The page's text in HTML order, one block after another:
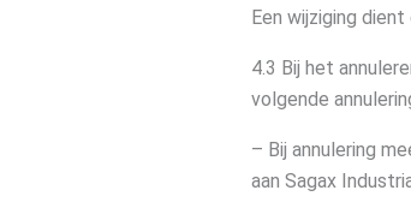
Een wijziging
4.3 Bij het
volgende
– Bij annulering
aan Sagax